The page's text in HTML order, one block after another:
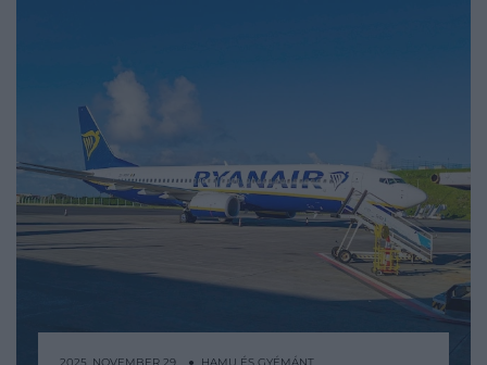
2025. NOVEMBER 29. ● HAMU ÉS GYÉMÁNT